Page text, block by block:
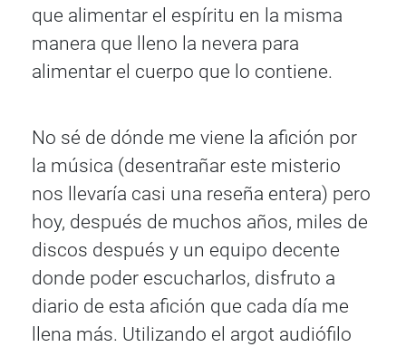
que alimentar el espíritu en la misma
manera que lleno la nevera para
alimentar el cuerpo que lo contiene.
No sé de dónde me viene la afición por
la música (desentrañar este misterio
nos llevaría casi una reseña entera) pero
hoy, después de muchos años, miles de
discos después y un equipo decente
donde poder escucharlos, disfruto a
diario de esta afición que cada día me
llena más. Utilizando el argot audiófilo